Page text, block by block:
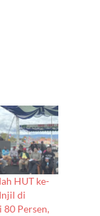
HUT ke-
di
80 Persen,